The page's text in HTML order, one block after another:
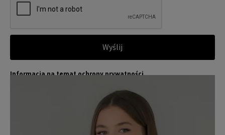
Wyślij
Informacja na temat ochrony prywatności
iązanymi jest wiodącym globalnym dostawcą usług w zakresie zar
ządzania nieruchomościami i inwestycjami. Poważnie traktujemy
obowiązek ochrony przekazywanych nam danych osobowych.
Dane osobowe, które zbieramy od użytkowników, służą do zapew
nienia im dostępu do portalu magazyny.pl, umożliwienia im korzy
stania z portalu, a także, za ich zgodą, do wysyłania im komunika